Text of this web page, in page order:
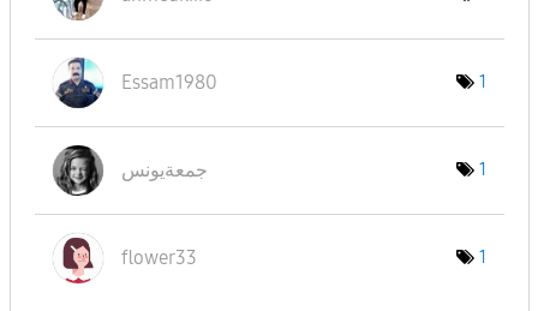
Essam1980 1
جمعةيونس 1
flower33 1